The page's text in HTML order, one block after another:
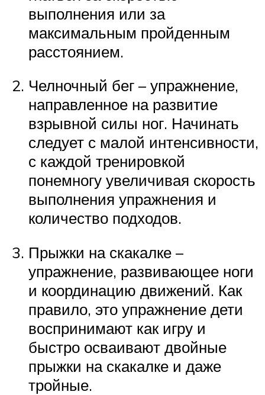
выполнения или за
максимальным пройденным
расстоянием.
Челночный бег – упражнение,
направленное на развитие
взрывной силы ног. Начинать
следует с малой интенсивности,
с каждой тренировкой
понемногу увеличивая скорость
выполнения упражнения и
количество подходов.
Прыжки на скакалке –
упражнение, развивающее ноги
и координацию движений. Как
правило, это упражнение дети
воспринимают как игру и
быстро осваивают двойные
прыжки на скакалке и даже
тройные.